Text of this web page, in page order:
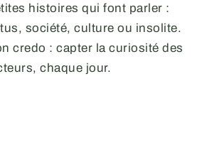
histoires qui font parler :
société, culture ou insolite.
credo : capter la curiosité des
chaque jour.